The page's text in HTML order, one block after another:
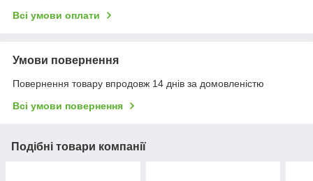
Всі умови оплати
Умови повернення
Повернення товару впродовж 14 днів за домовленістю
Всі умови повернення
Подібні товари компанії